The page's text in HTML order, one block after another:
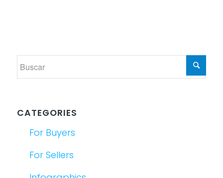
CATEGORIES
For Buyers
For Sellers